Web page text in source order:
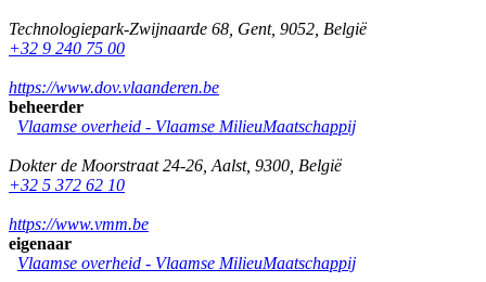
Technologiepark-Zwijnaarde 68 Gent, 9052 België
+32 9 240 75 00
https://www.dov.vlaanderen.be
beheerder
Vlaamse overheid - Vlaamse MilieuMaatschappij
Dokter de Moorstraat 24-26 Aalst, 9300 België
+32 5 372 62 10
https://www.vmm.be
eigenaar
Vlaamse overheid - Vlaamse MilieuMaatschappij